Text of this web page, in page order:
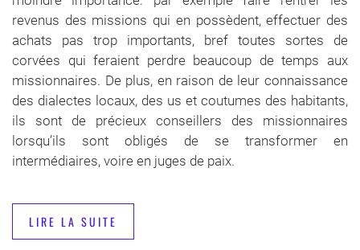
revenus des missions qui en possèdent, effectuer des
achats pas trop importants, bref toutes sortes de
corvées qui feraient perdre beaucoup de temps aux
missionnaires. De plus, en raison de leur connaissance
des dialectes locaux, des us et coutumes des habitants,
ils sont de précieux conseillers des missionnaires
lorsqu’ils sont obligés de se transformer en
intermédiaires, voire en juges de paix.
LIRE LA SUITE